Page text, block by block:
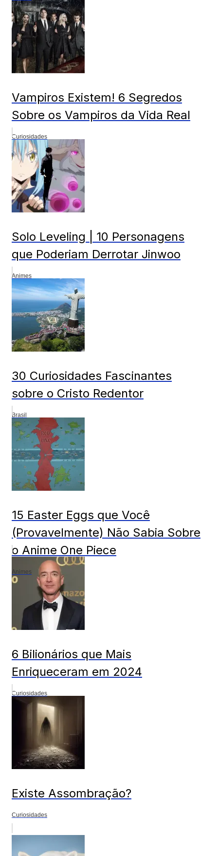
Vampiros Existem! 6 Segredos
Sobre os Vampiros da Vida Real
Curiosidades
Solo Leveling | 10 Personagens
que Poderiam Derrotar Jinwoo
Animes
30 Curiosidades Fascinantes
sobre o Cristo Redentor
Brasil
15 Easter Eggs que Você
(Provavelmente) Não Sabia Sobre
o Anime One Piece
Animes
6 Bilionários que Mais
Enriqueceram em 2024
Curiosidades
Existe Assombração?
Curiosidades